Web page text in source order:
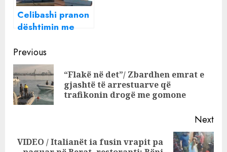
Celibashi pranon
dështimin me
parave “pa
emër” në
politikë, Braçe
përmend Lapajn:
Leku “lumë” në
Continue
Reading
Previous
“Flakë në det”/ Zbardhen emrat e
gjashtë të arrestuarve që
trafikonin drogë me gomone
Next
Next
VIDEO / Italianët ia fusin vrapit pa